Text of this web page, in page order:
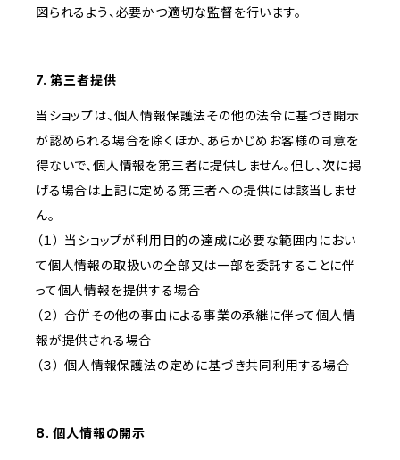
図られるよう、必要かつ適切な監督を行います。
7. 第三者提供
当ショップは、個人情報保護法その他の法令に基づき開示
が認められる場合を除くほか、あらかじめお客様の同意を
得ないで、個人情報を第三者に提供しません。但し、次に掲
げる場合は上記に定める第三者への提供には該当しませ
ん。
（１） 当ショップが利用目的の達成に必要な範囲内におい
て個人情報の取扱いの全部又は一部を委託することに伴
って個人情報を提供する場合
（２） 合併その他の事由による事業の承継に伴って個人情
報が提供される場合
（３） 個人情報保護法の定めに基づき共同利用する場合
8. 個人情報の開示